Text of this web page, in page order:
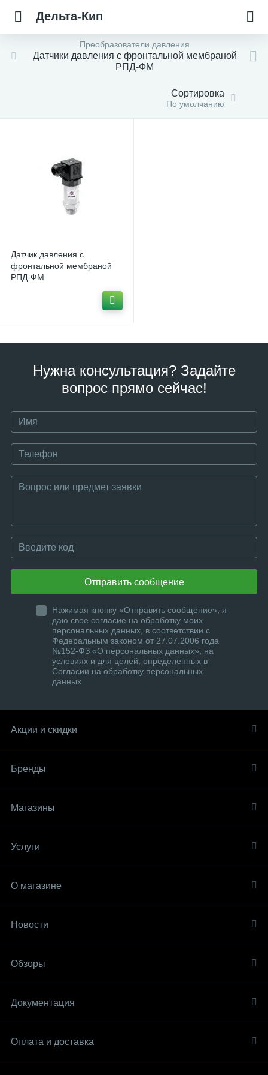
Дельта-Кип
Преобразователи давления
Датчики давления с фронтальной мембраной
РПД-ФМ
Сортировка
По умолчанию
Датчик давления с
фронтальной мембраной
РПД-ФМ
Нужна консультация? Задайте
вопрос прямо сейчас!
Отправить сообщение
Нажимая кнопку «Отправить сообщение», я
даю свое согласие на обработку моих
персональных данных, в соответствии с
Федеральным законом от 27.07.2006 года
№152-ФЗ «О персональных данных», на
условиях и для целей, определенных в
Согласии на обработку персональных
данных
Акции и скидки
Бренды
Магазины
Услуги
О магазине
Новости
Обзоры
Документация
Оплата и доставка